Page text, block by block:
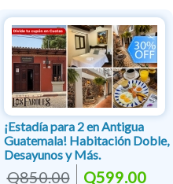
¡Estadía para 2 en Antigua
Guatemala! Habitación Doble,
Desayunos y Más.
Q850.00 Q599.00